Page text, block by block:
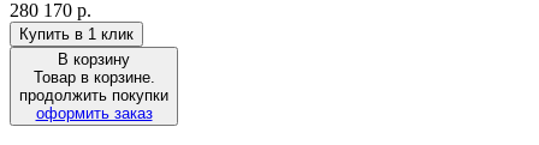
280 170 р.
Купить в 1 клик
В корзину
Товар в корзине.
продолжить покупки
оформить заказ